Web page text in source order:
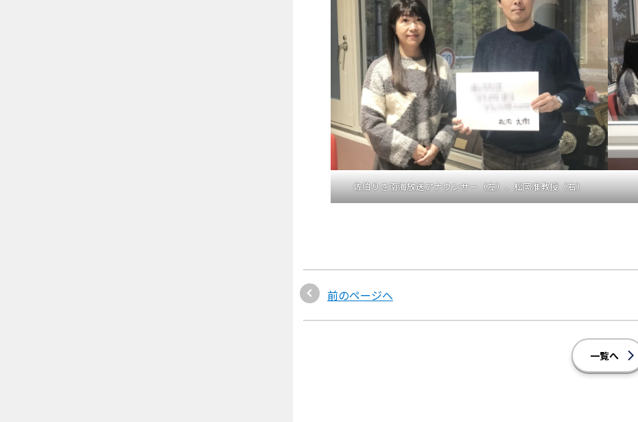
佐伯りさ南海放送アナウンサー（左）、松岡准教授（右）
前のページへ
一覧へ